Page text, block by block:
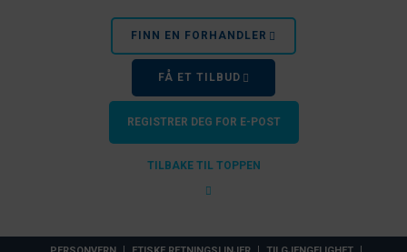
FINN EN FORHANDLER
FÅ ET TILBUD
REGISTRER DEG FOR E-POST
TILBAKE TIL TOPPEN